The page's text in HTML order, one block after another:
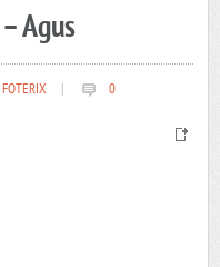
Agus
FOTERIX 0